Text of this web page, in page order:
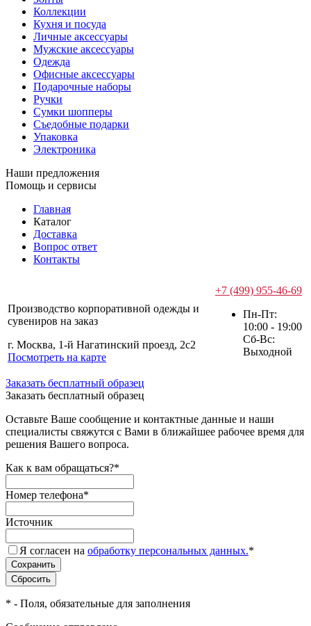
Коллекции
Кухня и посуда
Личные аксессуары
Мужские аксессуары
Одежда
Офисные аксессуары
Подарочные наборы
Ручки
Сумки шопперы
Съедобные подарки
Упаковка
Электроника
Наши предложения
Помощь и сервисы
Главная
Каталог
Доставка
Вопрос ответ
Контакты
Производство корпоративной одежды и
сувениров на заказ
г. Москва, 1-й Нагатинский проезд, 2с2
Посмотреть на карте
+7 (499) 955-46-69
Пн-Пт:
10:00 - 19:00
Сб-Вс:
Выходной
Заказать бесплатный образец
Заказать бесплатный образец
Оставьте Ваше сообщение и контактные данные и наши
специалисты свяжутся с Вами в ближайшее рабочее время для
решения Вашего вопроса.
Как к вам обращаться?*
Номер телефона*
Источник
Я согласен на обработку персональных данных.*
* - Поля, обязательные для заполнения